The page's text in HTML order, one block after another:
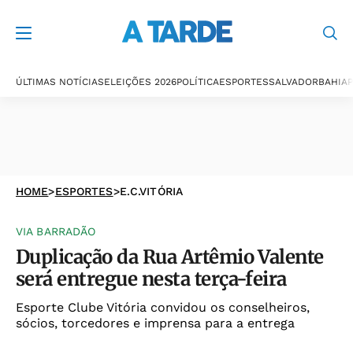
ÚLTIMAS NOTÍCIASELEIÇÕES 2026POLÍTICAESPORTESSALVADORBAHIA
HOME>ESPORTES>E.C.VITÓRIA
VIA BARRADÃO
Duplicação da Rua Artêmio Valente
será entregue nesta terça-feira
Esporte Clube Vitória convidou os conselheiros,
sócios, torcedores e imprensa para a entrega